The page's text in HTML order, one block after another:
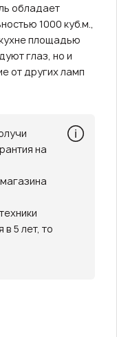
обладает
1000 куб.м.,
площадью
глаз, но и
от других ламп
на
5 лет, то